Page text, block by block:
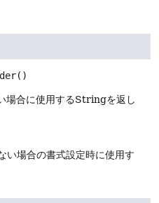
()
場合に使用するStringを返し
い場合の書式設定時に使用す